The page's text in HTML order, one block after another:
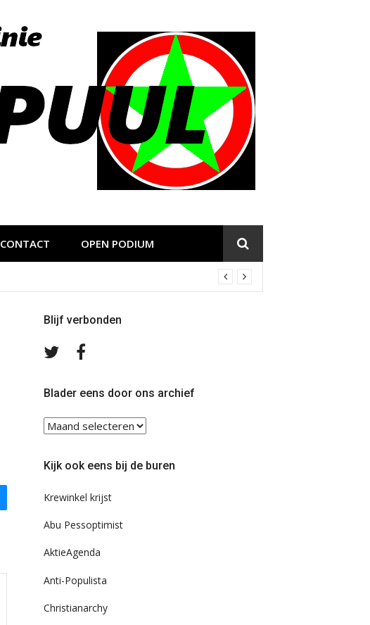
CONTACT OPEN PODIUM
Blijf verbonden
Volg
TwitterFacebook
Blader eens door ons archief
Blader
eens
ons
Kijk ook eens bij de buren
Krewinkel krijst
Abu Pessoptimist
AktieAgenda
Anti-Populista
Christianarchy